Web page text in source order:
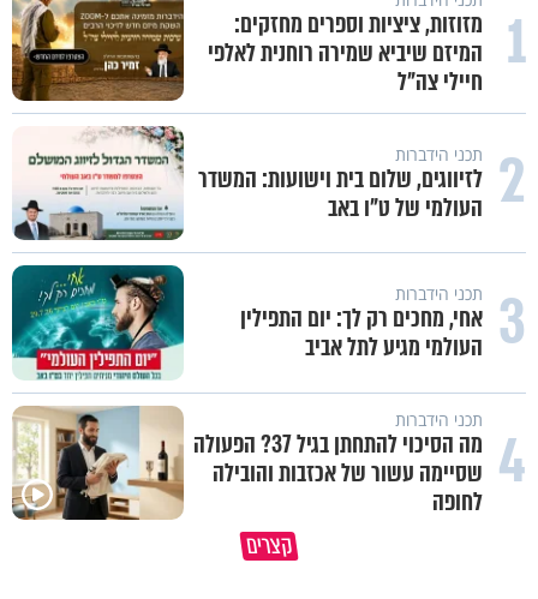
1
מזוזות, ציציות וספרים מחזקים:
המיזם שיביא שמירה רוחנית לאלפי
חיילי צה"ל
2 תכני הידברות
לזיווגים, שלום בית וישועות: המשדר
העולמי של ט"ו באב
3 תכני הידברות
אחי, מחכים רק לך: יום התפילין
העולמי מגיע לתל אביב
4 תכני הידברות
מה הסיכוי להתחתן בגיל 37? הפעולה
שסיימה עשור של אכזבות והובילה
לחופה
קצרים
האם זה ׳סתם צירוף מקרים׳ או יד
כיצד ניתן להרחיב דעתו של